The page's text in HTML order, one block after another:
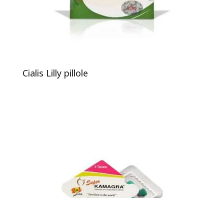
Cialis Lilly pillole